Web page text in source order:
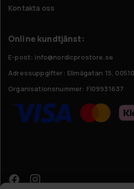
Kontakta oss
Online kundtjänst:
E-post: info@nordicprostore.se
Adressuppgifter: Elimägatan 15,
Organisationsnummer: FI09931637